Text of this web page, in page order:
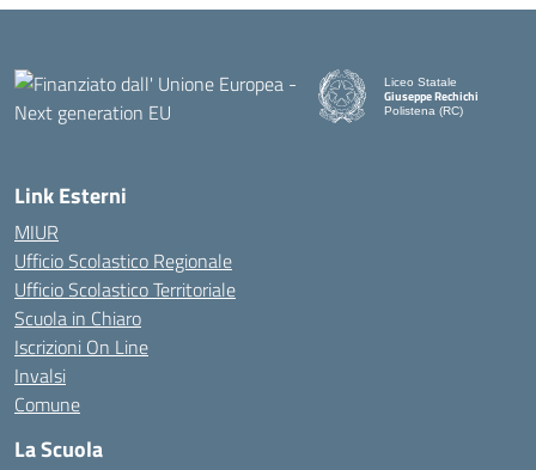
Liceo Statale
Giuseppe Rechichi
Polistena (RC)
Link Esterni
MIUR
Ufficio Scolastico Regionale
Ufficio Scolastico Territoriale
Scuola in Chiaro
Iscrizioni On Line
Invalsi
Comune
La Scuola